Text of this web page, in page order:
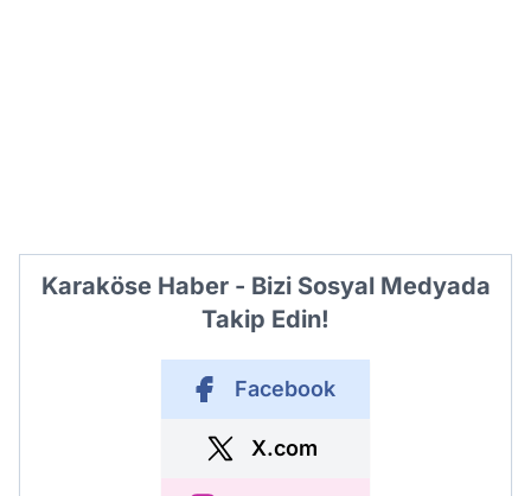
Karaköse Haber - Bizi Sosyal Medyada
Takip Edin!
Facebook
X.com